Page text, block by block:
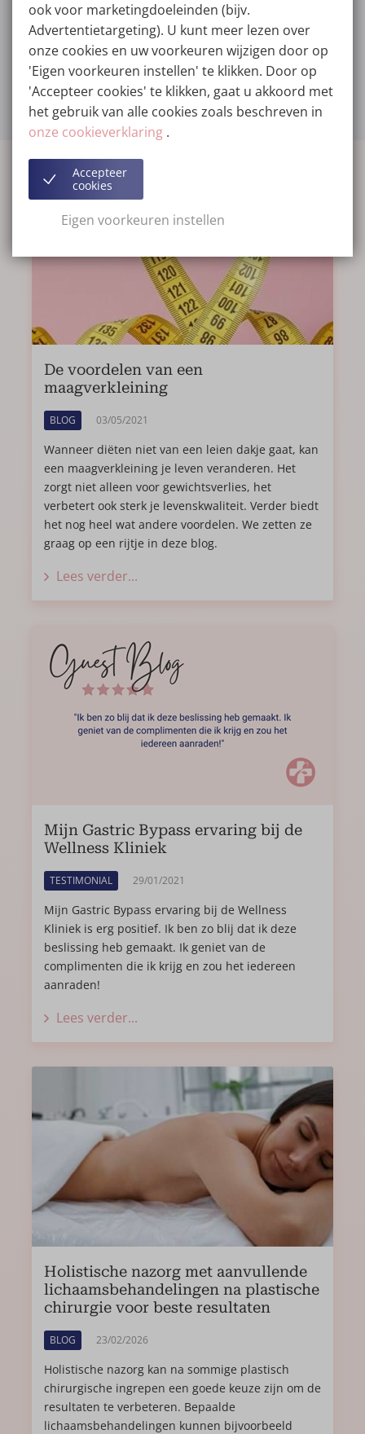
Overzicht van voor-
en-na-foto's
Contact / Afspraak
maken
MEER ARTIKELS
De voordelen van een
maagverkleining
BLOG 03/05/2021
Wanneer diëten niet van een leien dakje gaat, kan
een maagverkleining je leven veranderen. Het
zorgt niet alleen voor gewichtsverlies, het
verbetert ook sterk je levenskwaliteit. Verder biedt
het nog heel wat andere voordelen. We zetten ze
graag op een rijtje in deze blog.
Lees verder...
Mijn Gastric Bypass ervaring bij de
Wellness Kliniek
TESTIMONIAL 29/01/2021
Mijn Gastric Bypass ervaring bij de Wellness
Kliniek is erg positief. Ik ben zo blij dat ik deze
beslissing heb gemaakt. Ik geniet van de
complimenten die ik krijg en zou het iedereen
aanraden!
Lees verder...
Holistische nazorg met aanvullende
lichaamsbehandelingen na plastische
chirurgie voor beste resultaten
BLOG 23/02/2026
Holistische nazorg kan na sommige plastisch
chirurgische ingrepen een goede keuze zijn om de
resultaten te verbeteren. Bepaalde
lichaamsbehandelingen kunnen bijvoorbeeld
ook voor marketingdoeleinden (bijv.
Advertentietargeting). U kunt meer lezen over
onze cookies en uw voorkeuren wijzigen door op
'Eigen voorkeuren instellen' te klikken. Door op
'Accepteer cookies' te klikken, gaat u akkoord met
het gebruik van alle cookies zoals beschreven in
onze cookieverklaring .
Accepteer
cookies
Eigen voorkeuren instellen